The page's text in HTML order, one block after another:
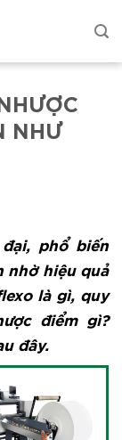
NHƯ
phổ biến
nhờ hiệu quả
là gì, quy
điểm gì?
đây.